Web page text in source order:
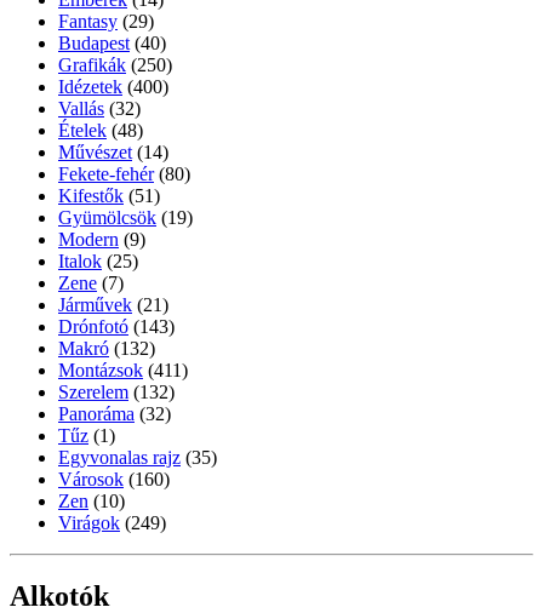
Fantasy (29)
Budapest (40)
Grafikák (250)
Idézetek (400)
Vallás (32)
Ételek (48)
Művészet (14)
Fekete-fehér (80)
Kifestők (51)
Gyümölcsök (19)
Modern (9)
Italok (25)
Zene (7)
Járművek (21)
Drónfotó (143)
Makró (132)
Montázsok (411)
Szerelem (132)
Panoráma (32)
Tűz (1)
Egyvonalas rajz (35)
Városok (160)
Zen (10)
Virágok (249)
Alkotók